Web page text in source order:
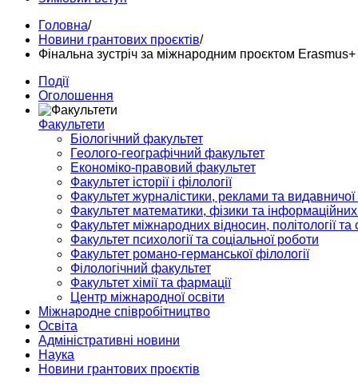
Головна/
Новини грантових проєктів/
Фінальна зустріч за міжнародним проєктом
Події
Оголошення
Факультети
Біологічний факультет
Геолого-географічний факультет
Економіко-правовий факультет
Факультет історії і філології
Факультет журналістики, реклами та
Факультет математики, фізики та інформаційних
Факультет міжнародних відносин, політології та
Факультет психології та соціальної роботи
Факультет романо-германської філології
Філологічний факультет
Факультет хімії та фармації
Центр міжнародної освіти
Міжнародне співробітництво
Освіта
Адміністративні новини
Наука
Новини грантових проєктів